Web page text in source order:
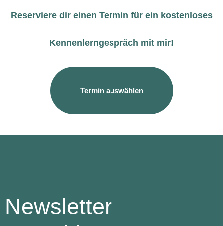
Reserviere dir einen Termin für ein kostenloses
Kennenlerngespräch mit mir!​
Termin auswählen
Newsletter